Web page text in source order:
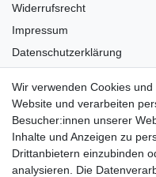
Widerrufsrecht
Impressum
Datenschutzerklärung
Versandkosten
Barrierefreiheit
Anleitungen
Vertrag widerrufen
Wir verwenden Cookies
Website und verarbeiten
Besucher:innen unserer
Inhalte und Anzeigen zu
Drittanbietern einzubinden
analysieren. Die